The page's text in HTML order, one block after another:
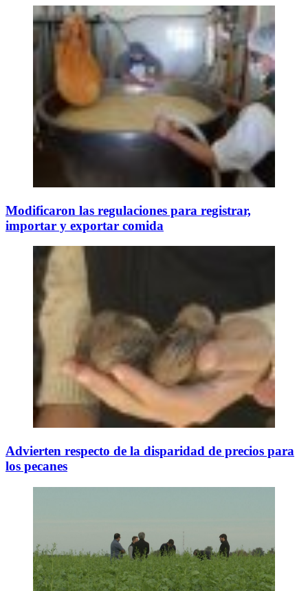
Modificaron las regulaciones para registrar,
importar y exportar comida
Advierten respecto de la disparidad de precios para
los pecanes